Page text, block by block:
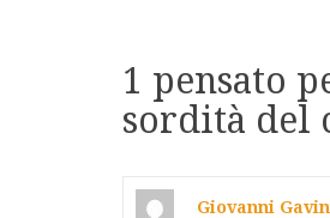
1 pensato
sordità del
Giovanni